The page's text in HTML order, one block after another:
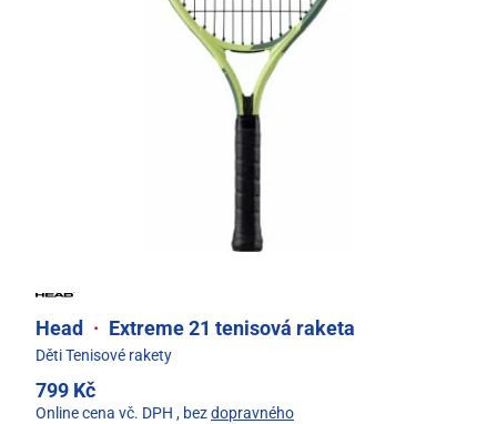
Head · Extreme 21 tenisová raketa
Děti Tenisové rakety
799 Kč
Online cena vč. DPH , bezdopravného